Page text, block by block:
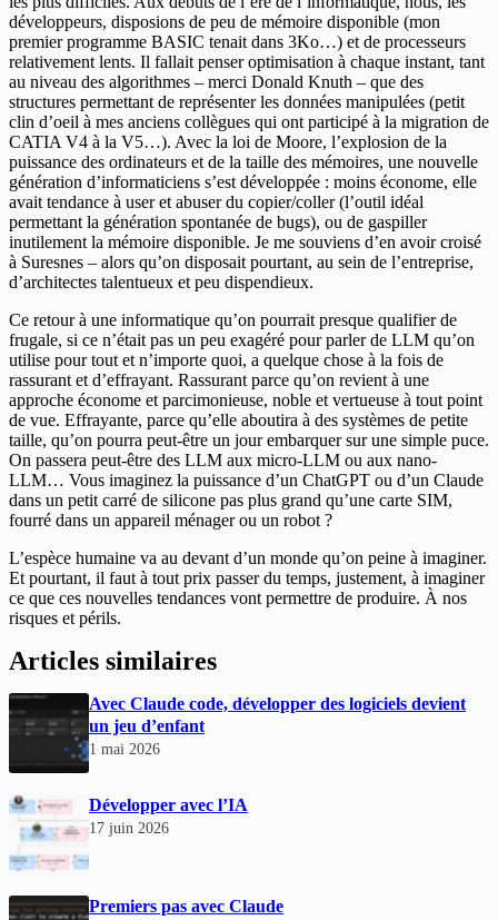
développeurs, disposions de peu de mémoire disponible (mon
premier programme BASIC tenait dans 3Ko…) et de processeurs
relativement lents. Il fallait penser optimisation à chaque instant, tant
au niveau des algorithmes – merci Donald Knuth – que des
structures permettant de représenter les données manipulées (petit
clin d’oeil à mes anciens collègues qui ont participé à la migration de
CATIA V4 à la V5…). Avec la loi de Moore, l’explosion de la
puissance des ordinateurs et de la taille des mémoires, une nouvelle
génération d’informaticiens s’est développée : moins économe, elle
avait tendance à user et abuser du copier/coller (l’outil idéal
permettant la génération spontanée de bugs), ou de gaspiller
inutilement la mémoire disponible. Je me souviens d’en avoir croisé
à Suresnes – alors qu’on disposait pourtant, au sein de l’entreprise,
d’architectes talentueux et peu dispendieux.
Ce retour à une informatique qu’on pourrait presque qualifier de
frugale, si ce n’était pas un peu exagéré pour parler de LLM qu’on
utilise pour tout et n’importe quoi, a quelque chose à la fois de
rassurant et d’effrayant. Rassurant parce qu’on revient à une
approche économe et parcimonieuse, noble et vertueuse à tout point
de vue. Effrayante, parce qu’elle aboutira à des systèmes de petite
taille, qu’on pourra peut-être un jour embarquer sur une simple puce.
On passera peut-être des LLM aux micro-LLM ou aux nano-
LLM… Vous imaginez la puissance d’un ChatGPT ou d’un Claude
dans un petit carré de silicone pas plus grand qu’une carte SIM,
fourré dans un appareil ménager ou un robot ?
L’espèce humaine va au devant d’un monde qu’on peine à imaginer.
Et pourtant, il faut à tout prix passer du temps, justement, à imaginer
ce que ces nouvelles tendances vont permettre de produire. À nos
risques et périls.
Articles similaires
Avec Claude code, développer des logiciels devient
un jeu d’enfant
1 mai 2026
Développer avec l’IA
17 juin 2026
Premiers pas avec Claude